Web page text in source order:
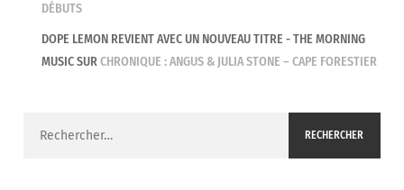
DÉBUTS
DOPE LEMON REVIENT AVEC UN NOUVEAU TITRE - THE MORNING
MUSICSURCHRONIQUE : ANGUS & JULIA STONE – CAPE FORESTIER